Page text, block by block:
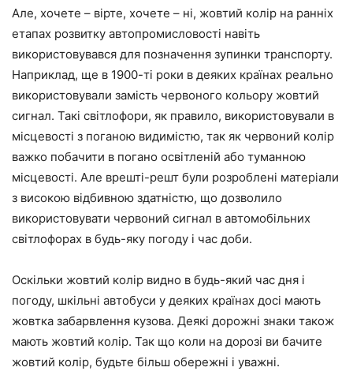
Але, хочете – вірте, хочете – ні, жовтий колір на ранніх
етапах розвитку автопромисловості навіть
використовувався для позначення зупинки транспорту.
Наприклад, ще в 1900-ті роки в деяких країнах реально
використовували замість червоного кольору жовтий
сигнал. Такі світлофори, як правило, використовували в
місцевості з поганою видимістю, так як червоний колір
важко побачити в погано освітленій або туманною
місцевості. Але врешті-решт були розроблені матеріали
з високою відбивною здатністю, що дозволило
використовувати червоний сигнал в автомобільних
світлофорах в будь-яку погоду і час доби.
Оскільки жовтий колір видно в будь-який час дня і
погоду, шкільні автобуси у деяких країнах досі мають
жовтка забарвлення кузова. Деякі дорожні знаки також
мають жовтий колір. Так що коли на дорозі ви бачите
жовтий колір, будьте більш обережні і уважні.